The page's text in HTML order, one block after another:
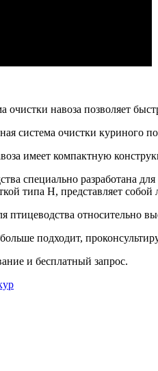
очистки навоза позволяет
система очистки куриного
имеет компактную
специально разработана
типа H, представляет
птицеводства относительно
подходит,
и бесплатный запрос.